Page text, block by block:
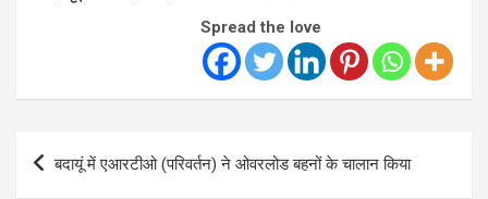
Spread the love
Post
navigation
बदायूं में एआरटीओ (परिवर्तन) ने ओवरलोड बहनों के चालान किया